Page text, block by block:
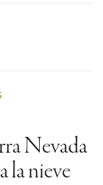
Nevada
la nieve